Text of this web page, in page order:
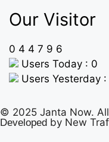
Our Visitor
0 4 4 7 9 6
Users Today : 0
Users Yesterday :
© 2025 Janta Now.
Developed by New